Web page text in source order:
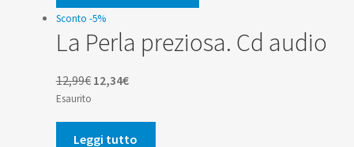
11,90€.11,31€.
Sconto -5%
La Perla preziosa. Cd audio
12,99€ Il
originale
era:
12,34€Il
attuale
è:
Esaurito
Leggi tutto